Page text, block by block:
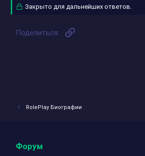
7. Родители: Мать умерла во время
Закрыто для дальнейших ответов.
Поделиться:
RolePlay Биографии
Форум